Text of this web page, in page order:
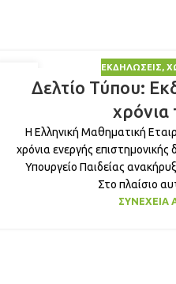
ΕΚΔΗΛΏΣΕΙΣ,
Δελτίο Τύπου:
Η Ελληνική Μαθηματική
χρόνια ενεργής
Υπουργείο Παιδείας
Στο πλαίσιο
ΣΥΝΈΧΕΙΑ